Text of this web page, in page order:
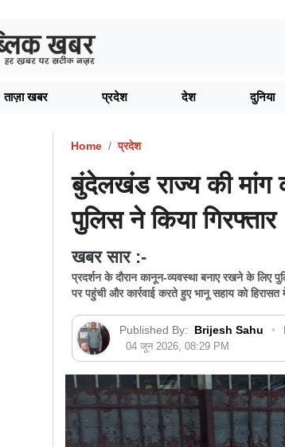
ताज़ा खबर प्रदेश देश दुनिया
Home प्रदेश
बुंदेलखंड राज्य की
पुलिस ने किया गिरफ्तार
खबर सार :-
प्रदर्शन के दौरान कानून-व्यवस्था बनाए रखने के लिए
पर पहुंची और कार्रवाई करते हुए भानू सहाय को हिरासत
Published By: Brijesh Sahu •
04 जून 2026, 08:29 PM